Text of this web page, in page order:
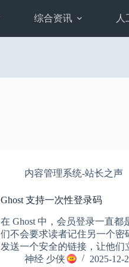
综合资讯
内容管理系统-站长之声
Ghost 支持一次性登录码
在 Ghost 中，会员登录一直都
们不会要求读者记住另一个密
发送一个安全的链接，让他们
神经 少侠
2025-12-